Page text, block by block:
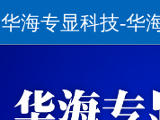
华海专显科技-华